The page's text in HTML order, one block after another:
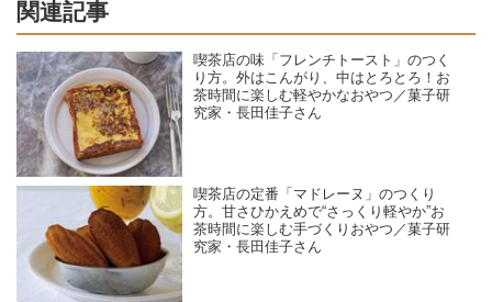
関連記事
喫茶店の味「フレンチトースト」のつく
り方。外はこんがり、中はとろとろ！お
茶時間に楽しむ軽やかなおやつ／菓子研
究家・長田佳子さん
喫茶店の定番「マドレーヌ」のつくり
方。甘さひかえめで“さっくり軽やか”お
茶時間に楽しむ手づくりおやつ／菓子研
究家・長田佳子さん